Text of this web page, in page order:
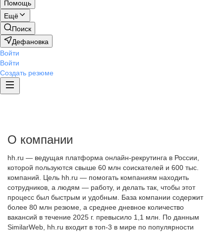
Помощь
Ещё
Поиск
Дефановка
Войти
Войти
Создать резюме
О компании
hh.ru — ведущая платформа онлайн-рекрутинга в России,
которой пользуются свыше 60 млн соискателей и 600 тыс.
компаний. Цель hh.ru — помогать компаниям находить
сотрудников, а людям — работу, и делать так, чтобы этот
процесс был быстрым и удобным. База компании содержит
более 80 млн резюме, а среднее дневное количество
вакансий в течение 2025 г. превысило 1,1 млн. По данным
SimilarWeb, hh.ru входит в топ-3 в мире по популярности